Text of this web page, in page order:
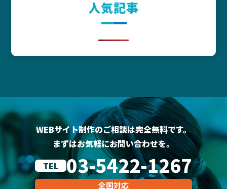
人気記事
WEBサイト制作のご相談は完全無料です。
まずはお気軽にお問い合わせを。
TEL
03-5422-1267
全国対応